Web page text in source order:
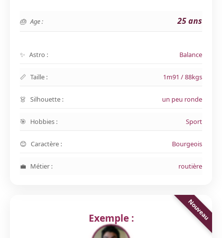
Age : 25 ans
Astro : Balance
Taille : 1m91 / 88kgs
Silhouette : un peu ronde
Hobbies : Sport
Caractère : Bourgeois
Métier : routière
Exemple :